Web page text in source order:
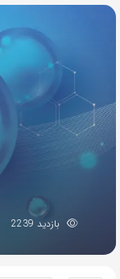
بازدید 2239